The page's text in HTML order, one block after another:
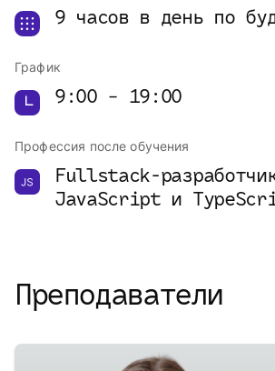
9 часов в день по
График
9:00 − 19:00
Профессия после обучения
Fullstack-
JavaScript и
Преподаватели